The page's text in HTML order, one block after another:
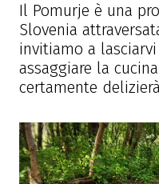
Il Pomurje è una
Slovenia
invitiamo a
assaggiare la
certamente